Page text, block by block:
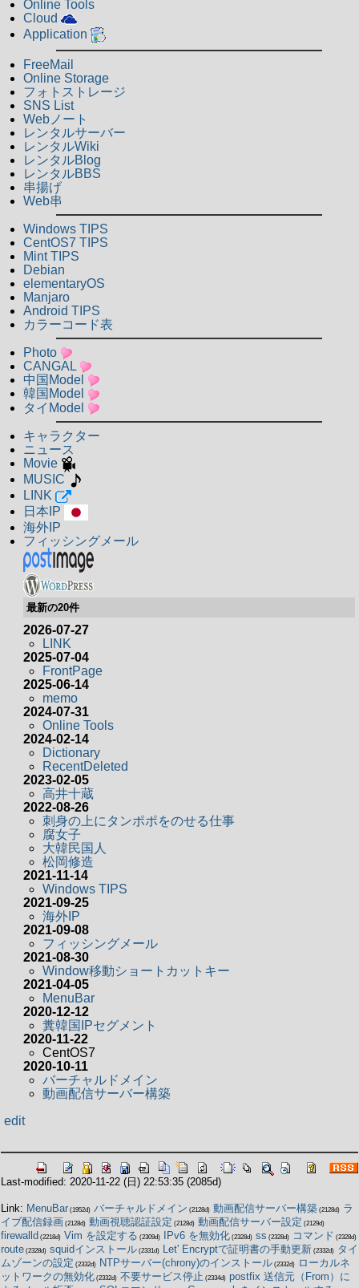
Online Tools
Cloud
Application
FreeMail
Online Storage
フォトストレージ
SNS List
Webノート
レンタルサーバー
レンタルWiki
レンタルBlog
レンタルBBS
串揚げ
Web串
Windows TIPS
CentOS7 TIPS
Mint TIPS
Debian
elementaryOS
Manjaro
Android TIPS
カラーコード表
Photo
CANGAL
中国Model
韓国Model
タイModel
キャラクター
ニュース
Movie
MUSIC
LINK
日本IP
海外IP
フィッシングメール
最新の20件
2026-07-27
LINK
2025-07-04
FrontPage
2025-06-14
memo
2024-07-31
Online Tools
2024-02-14
Dictionary
RecentDeleted
2023-02-05
高井十蔵
2022-08-26
刺身の上にタンポポをのせる仕事
腐女子
大韓民国人
松岡修造
2021-11-14
Windows TIPS
2021-09-25
海外IP
2021-09-08
フィッシングメール
2021-08-30
Window移動ショートカットキー
2021-04-05
MenuBar
2020-12-12
糞韓国IPセグメント
2020-11-22
CentOS7
2020-10-11
バーチャルドメイン
動画配信サーバー構築
edit
Last-modified: 2020-11-22 (日) 22:53:35 (2085d)
Link: MenuBar (1952d) バーチャルドメイン (2128d) 動画配信サーバー構築 (2128d) ラ
イブ配信録画 (2128d) 動画視聴認証設定 (2128d) 動画配信サーバー設定 (2129d)
firewalld (2218d) Vim を設定する (2309d) IPv6 を無効化 (2328d) ss (2328d) コマンド (2328d)
route (2328d) squidインストール (2331d) Let' Encryptで証明書の手動更新 (2332d)
タイ
ムゾーンの設定 (2332d) NTPサーバー(chrony)のインストール (2332d)
ローカルネ
ットワークの無効化 (2332d) 不要サービス停止 (2334d) postfix 送信元（From）に